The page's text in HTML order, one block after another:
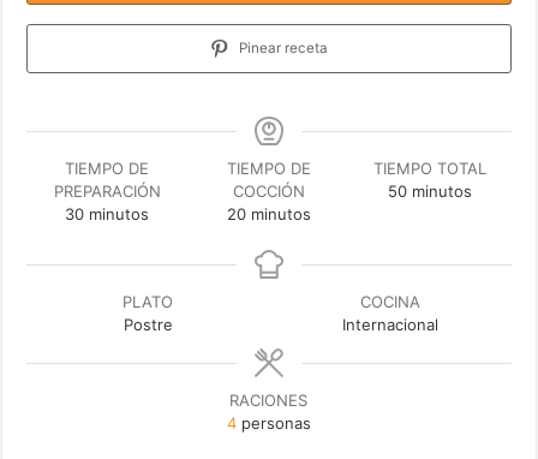
Pinear receta
TIEMPO DE
PREPARACIÓN
30minutos
minutos
TIEMPO DE
COCCIÓN
20minutos
minutos
TIEMPO TOTAL
50minutos
minutos
PLATO
Postre
COCINA
Internacional
RACIONES
4 personas